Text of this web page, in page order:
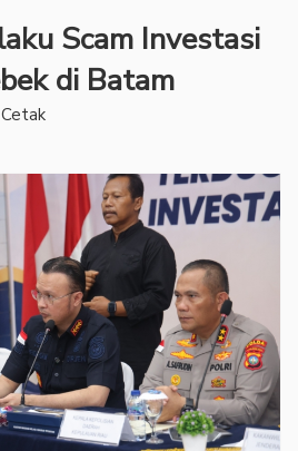
Scam Investasi
di Batam
Cetak